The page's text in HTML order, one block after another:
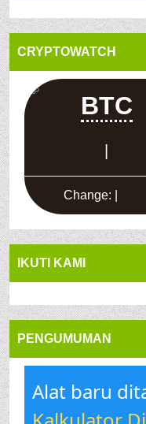
CRYPTOWATCH
IKUTI KAMI
PENGUMUMAN
Alat baru